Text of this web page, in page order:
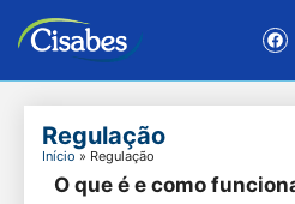
Regulação
Início» Regulação
O que é e como